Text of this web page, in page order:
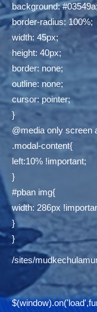
background: #03549a;
border-radius: 100%;
width: 45px;
height: 40px;
border: none;
outline: none;
cursor: pointer;
}
@media only screen
.modal-content{
left:10% !important;
}
#pban img{
width: 286px
}
}
/sites/